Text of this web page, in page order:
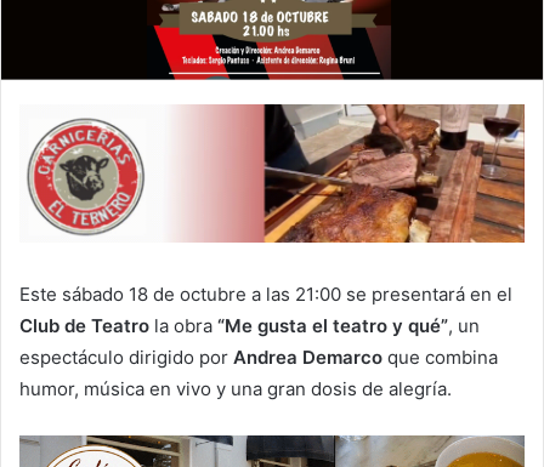
Este sábado 18 de octubre a las 21:00 se presentará en el
Club de Teatro la obra “Me gusta el teatro y qué”, un
espectáculo dirigido por Andrea Demarco que combina
humor, música en vivo y una gran dosis de alegría.